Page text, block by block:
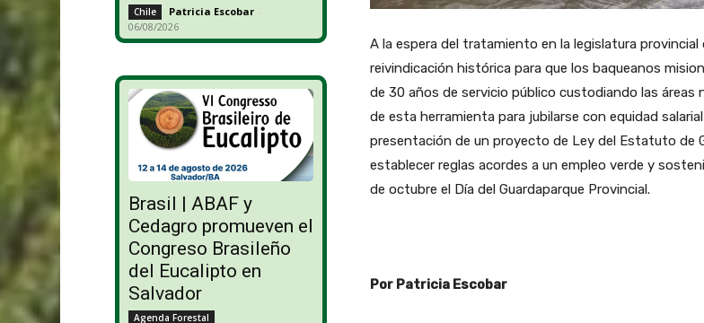
Chile Patricia Escobar -
06/08/2026
Brasil | ABAF y
Cedagro promueven el
Congreso Brasileño
del Eucalipto en
Salvador
Agenda Forestal
A la espera del tratamiento en la legislatura provincial
reivindicación histórica para que los baqueanos
de 30 años de servicio público custodiando las áreas
de esta herramienta para jubilarse con equidad
presentación de un proyecto de Ley del Estatuto de
establecer reglas acordes a un empleo verde y
de octubre el Día del Guardaparque Provincial.
Por Patricia Escobar